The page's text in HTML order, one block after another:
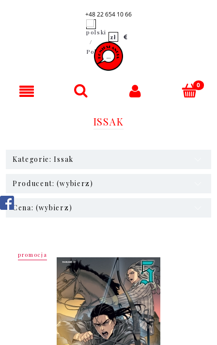
+48 22 654 10 66
ISSAK
Kategorie: Issak
Producent: (wybierz)
Cena: (wybierz)
promocja